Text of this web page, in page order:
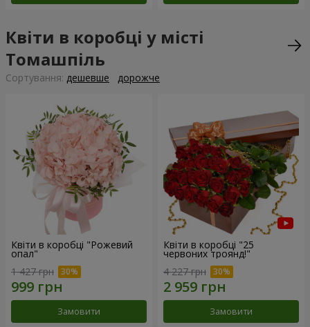
Квіти в коробці у місті
Томашпіль
Сортування: дешевше дорожче
Квіти в коробці "Рожевий
опал"
1 427 грн
Замовити
Квіти в коробці "25
червоних троянд!"
4 227 грн
Замовити